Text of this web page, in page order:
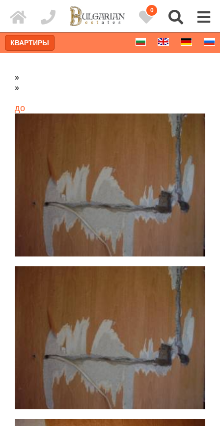
0
Расширенный поиск
КВАРТИРЫ
»
»
до